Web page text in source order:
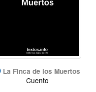
La Finca de los Muertos
Cuento